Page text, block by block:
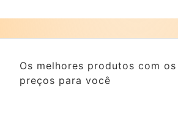
Os melhores produtos com
preços para você